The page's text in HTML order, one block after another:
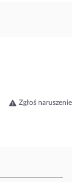
Zgłoś naruszenie